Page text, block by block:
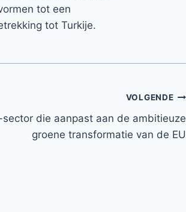
tot een
tot Turkije.
VOLGENDE
die aanpast aan de ambitieuze
groene transformatie van de EU